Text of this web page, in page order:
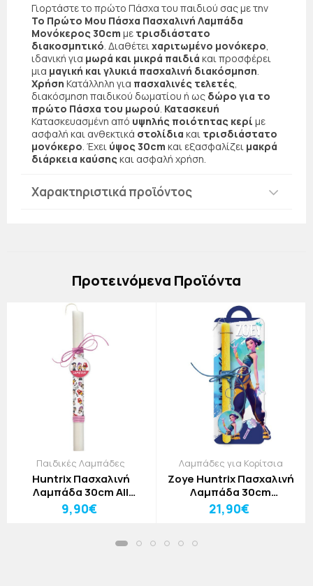
Γιορτάστε το πρώτο Πάσχα του παιδιού σας με την
Το Πρώτο Μου Πάσχα Πασχαλινή Λαμπάδα
Μονόκερος 30cm με τρισδιάστατο
διακοσμητικό . Διαθέτει χαριτωμένο μονόκερο
ιδανική για μωρά και μικρά παιδιά και προσφέρει
μια μαγική και γλυκιά πασχαλινή διακόσμηση
Χρήση Κατάλληλη για πασχαλινές τελετές
διακόσμηση παιδικού δωματίου ή ως δώρο για το
πρώτο Πάσχα του μωρού Κατασκευή
Κατασκευασμένη από υψηλής ποιότητας κερί με
ασφαλή και ανθεκτικά στολίδια και τρισδιάστατο
μονόκερο . Έχει ύψος 30cm και εξασφαλίζει μακρά
διάρκεια καύσης και ασφαλή χρήση.
Χαρακτηριστικά προϊόντος
Πρoτεινόμενα Προϊόντα
Παιδικές Λαμπάδες
Huntrix Πασχαλινή
Λαμπάδα 30cm All
Together
9,90€
Λαμπάδες για Κορίτσια
Zoye Huntrix Πασχαλινή
Λαμπάδα 30cm
Plexiglass
21,90€